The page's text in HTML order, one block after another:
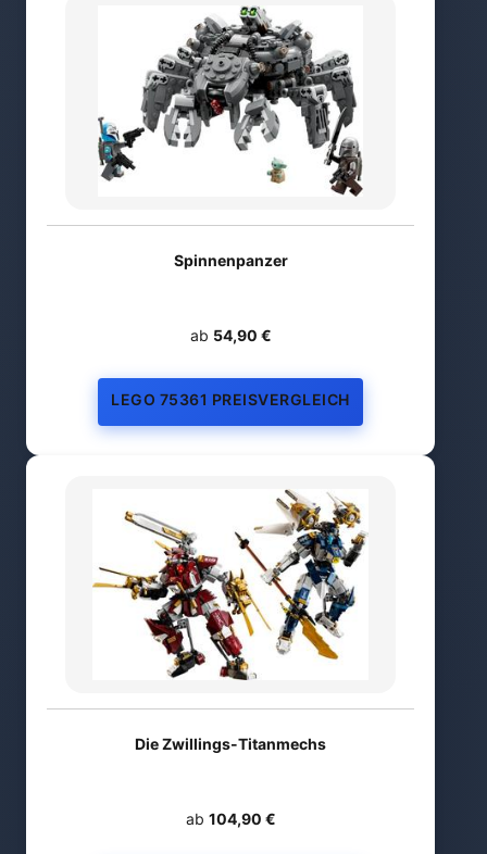
Spinnenpanzer
ab 54,90 €
LEGO 75361 PREISVERGLEICH
Die Zwillings-Titanmechs
ab 104,90 €